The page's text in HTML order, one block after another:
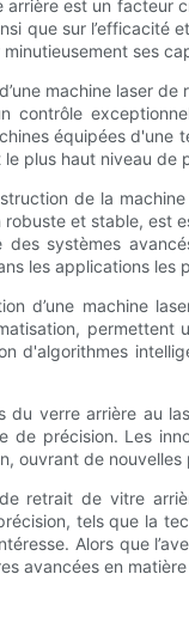
arrière est un
que sur l’efficacité
ses
machine laser
contrôle
équipées
plus haut niveau de
de la
et stable, est
des systèmes
les applications les
d’une machine
d'algorithmes
du verre arrière au
de précision. Les
ouvrant de
de retrait de vitre
tels que la
Alors que
avancées en